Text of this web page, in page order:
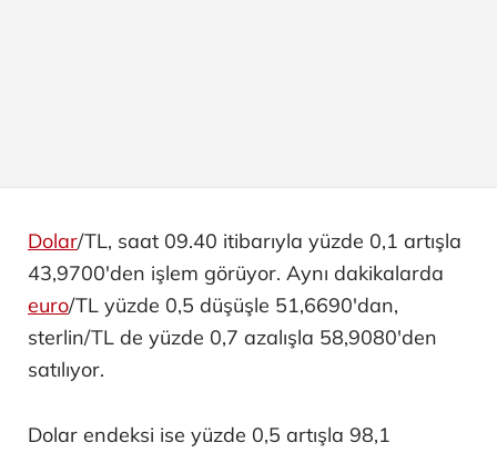
Dolar/TL, saat 09.40 itibarıyla yüzde 0,1 artışla
43,9700'den işlem görüyor. Aynı dakikalarda
euro/TL yüzde 0,5 düşüşle 51,6690'dan,
sterlin/TL de yüzde 0,7 azalışla 58,9080'den
satılıyor.
Dolar endeksi ise yüzde 0,5 artışla 98,1